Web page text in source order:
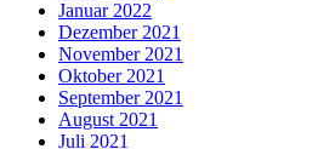
Januar 2022
Dezember 2021
November 2021
Oktober 2021
September 2021
August 2021
Juli 2021